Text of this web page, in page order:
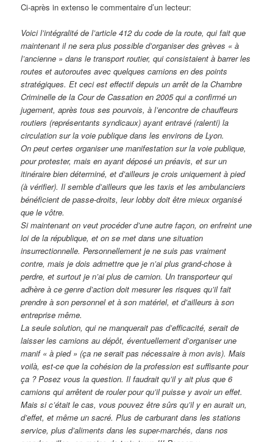
Ci-après in extenso le commentaire d’un lecteur:
Voici l’intégralité de l’article 412 du code de la route, qui fait que
maintenant il ne sera plus possible d’organiser des grèves « à
l’ancienne » dans le transport routier, qui consistaient à barrer les
routes et autoroutes avec quelques camions en des points
stratégiques. Et ceci est effectif depuis un arrêt de la Chambre
Criminelle de la Cour de Cassation en 2005 qui a confirmé un
jugement, après tous ses pourvois, à l’encontre de chauffeurs
routiers (représentants syndicaux) ayant entravé (ralenti) la
circulation sur la voie publique dans les environs de Lyon.
On peut certes organiser une manifestation sur la voie publique,
pour protester, mais en ayant déposé un préavis, et sur un
itinéraire bien déterminé, et d’ailleurs je crois uniquement à pied
(à vérifier). Il semble d’ailleurs que les taxis et les ambulanciers
bénéficient de passe-droits, leur lobby doit être mieux organisé
que le vôtre.
Si maintenant on veut procéder d’une autre façon, on enfreint une
loi de la république, et on se met dans une situation
insurrectionnelle. Personnellement je ne suis pas vraiment
contre, mais je dois admettre que je n’ai plus grand-chose à
perdre, et surtout je n’ai plus de camion. Un transporteur qui
adhère à ce genre d’action doit mesurer les risques qu’il fait
prendre à son personnel et à son matériel, et d’ailleurs à son
entreprise même.
La seule solution, qui ne manquerait pas d’efficacité, serait de
laisser les camions au dépôt, éventuellement d’organiser une
manif « à pied » (ça ne serait pas nécessaire à mon avis). Mais
voilà, est-ce que la cohésion de la profession est suffisante pour
ça ? Posez vous la question. Il faudrait qu’il y ait plus que 6
camions qui arrêtent de rouler pour qu’il puisse y avoir un effet.
Mais si c’était le cas, vous pouvez être sûrs qu’il y en aurait un,
d’effet, et même un sacré. Plus de carburant dans les stations
service, plus d’aliments dans les super-marchés, dans nos